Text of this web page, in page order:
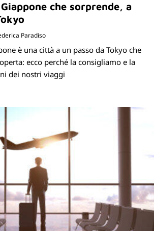
che sorprende, a
Paradiso
è una città a un passo da Tokyo che
ecco perché la consigliamo e la
dei nostri viaggi